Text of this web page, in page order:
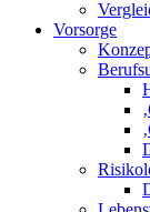
Vorsorge